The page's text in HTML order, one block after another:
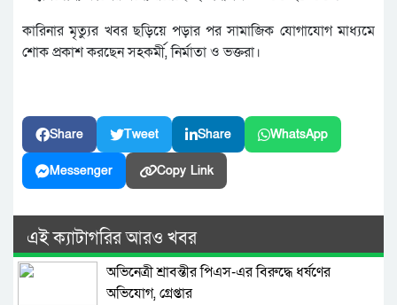
কারিনার মৃত্যুর খবর ছড়িয়ে পড়ার পর সামাজিক যোগাযোগ মাধ্যমে
শোক প্রকাশ করছেন সহকর্মী, নির্মাতা ও ভক্তরা।
Share Tweet Share WhatsApp
Messenger Copy Link
এই ক্যাটাগরির আরও খবর
অভিনেত্রী শ্রাবন্তীর পিএস-এর বিরুদ্ধে ধর্ষণের
অভিযোগ, গ্রেপ্তার